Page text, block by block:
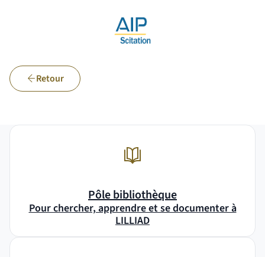
Retour
Pôle bibliothèque
Pour chercher, apprendre et se documenter à
LILLIAD